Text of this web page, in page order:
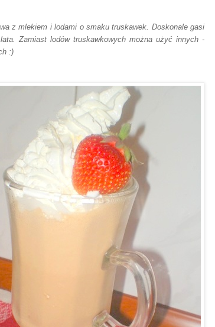
z mlekiem i lodami o smaku truskawek. Doskonale gasi
Zamiast lodów truskawkowych można użyć innych -
:)